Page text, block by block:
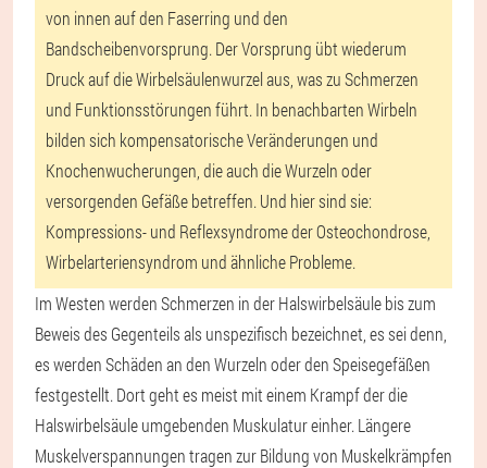
von innen auf den Faserring und den
Bandscheibenvorsprung. Der Vorsprung übt wiederum
Druck auf die Wirbelsäulenwurzel aus, was zu Schmerzen
und Funktionsstörungen führt. In benachbarten Wirbeln
bilden sich kompensatorische Veränderungen und
Knochenwucherungen, die auch die Wurzeln oder
versorgenden Gefäße betreffen. Und hier sind sie:
Kompressions- und Reflexsyndrome der Osteochondrose,
Wirbelarteriensyndrom und ähnliche Probleme.
Im Westen werden Schmerzen in der Halswirbelsäule bis zum
Beweis des Gegenteils als unspezifisch bezeichnet, es sei denn,
es werden Schäden an den Wurzeln oder den Speisegefäßen
festgestellt. Dort geht es meist mit einem Krampf der die
Halswirbelsäule umgebenden Muskulatur einher. Längere
Muskelverspannungen tragen zur Bildung von Muskelkrämpfen